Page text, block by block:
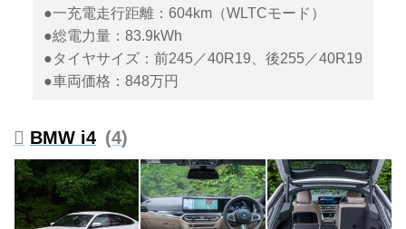
●一充電走行距離：604km（WLTCモード）
●総電力量：83.9kWh
●タイヤサイズ：前245／40R19、後255／40R19
●車両価格：848万円
BMW i4 4